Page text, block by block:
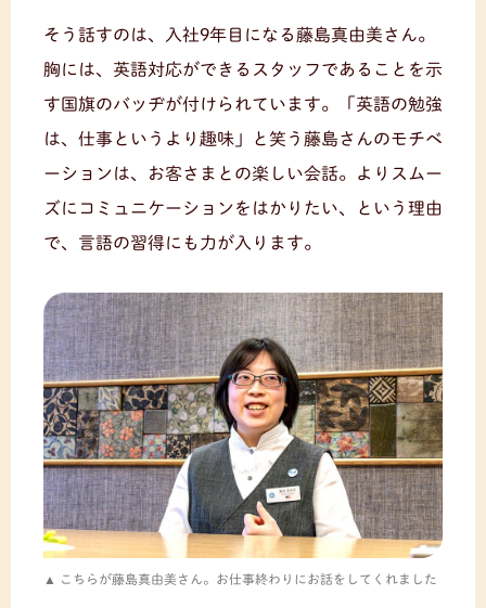
そう話すのは、入社9年目になる藤島真由美さん。
胸には、英語対応ができるスタッフであることを示
す国旗のバッヂが付けられています。「英語の勉強
は、仕事というより趣味」と笑う藤島さんのモチベ
ーションは、お客さまとの楽しい会話。よりスムー
ズにコミュニケーションをはかりたい、という理由
で、言語の習得にも力が入ります。
こちらが藤島真由美さん。お仕事終わりにお話をしてくれました